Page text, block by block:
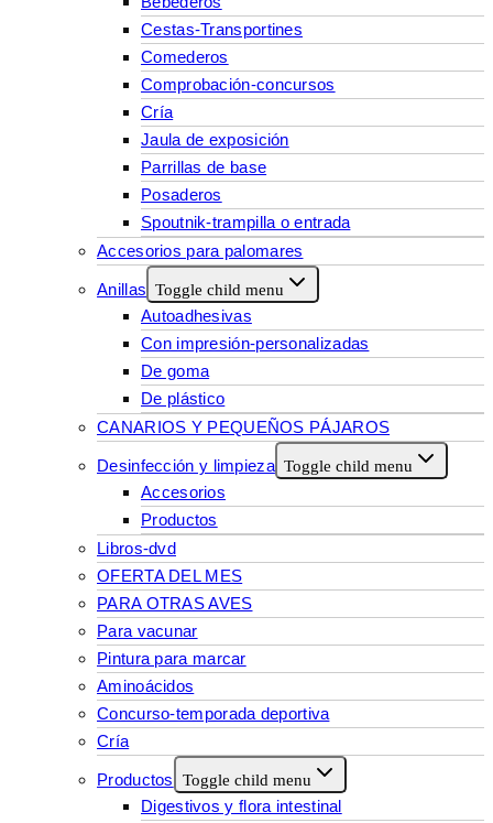
Cestas-Transportines
Comederos
Comprobación-concursos
Cría
Jaula de exposición
Parrillas de base
Posaderos
Spoutnik-trampilla o entrada
Accesorios para palomares
Anillas Toggle child menu
Autoadhesivas
Con impresión-personalizadas
De goma
De plástico
CANARIOS Y PEQUEÑOS PÁJAROS
Desinfección y limpieza Toggle child menu
Accesorios
Productos
Libros-dvd
OFERTA DEL MES
PARA OTRAS AVES
Para vacunar
Pintura para marcar
Aminoácidos
Concurso-temporada deportiva
Cría
Productos Toggle child menu
Digestivos y flora intestinal